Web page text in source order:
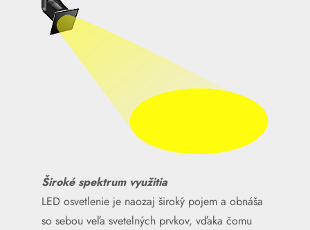
Široké spektrum využitia
LED osvetlenie je naozaj široký pojem a obnáša
so sebou veľa svetelných prvkov, vďaka čomu